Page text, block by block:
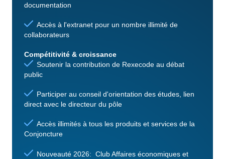
documentation
Accès à l'extranet pour un nombre illimité de
collaborateurs
Compétitivité & croissance
Soutenir la contribution de Rexecode au débat
public
Participer au conseil d'orientation des études, lien
direct avec le directeur du pôle
Accès illimités à tous les produits et services de la
Conjoncture
Nouveauté 2026: Club Affaires économiques et